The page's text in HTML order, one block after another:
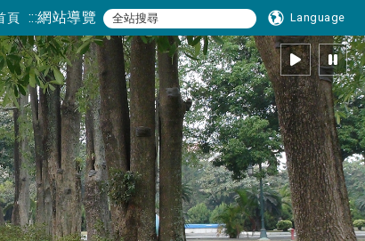
頁 :::網站導覽 Language